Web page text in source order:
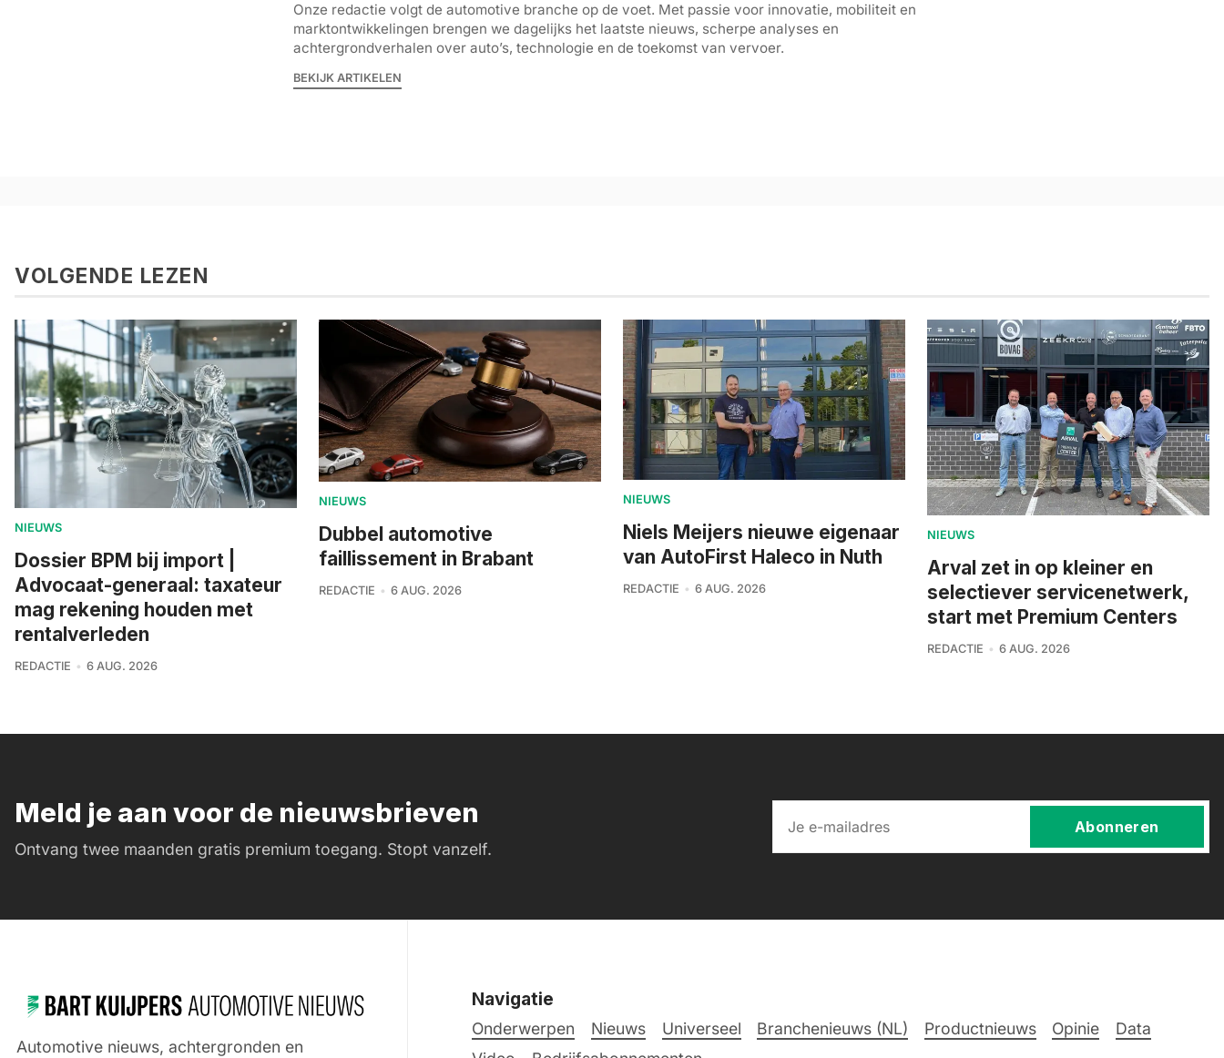
Onze redactie volgt de automotive branche op de voet. Met passie voor innovatie, mobiliteit en
marktontwikkelingen brengen we dagelijks het laatste nieuws, scherpe analyses en
achtergrondverhalen over auto’s, technologie en de toekomst van vervoer.
BEKIJK ARTIKELEN
VOLGENDE LEZEN
NIEUWS
Dossier BPM bij import |
Advocaat-generaal: taxateur
mag rekening houden met
rentalverleden
REDACTIE 6 AUG. 2026
NIEUWS
Dubbel automotive
faillissement in Brabant
REDACTIE 6 AUG. 2026
NIEUWS
Niels Meijers nieuwe eigenaar
van AutoFirst Haleco in Nuth
REDACTIE 6 AUG. 2026
NIEUWS
Arval zet in op kleiner en
selectiever servicenetwerk,
start met Premium Centers
REDACTIE 6 AUG. 2026
Meld je aan voor de nieuwsbrieven
Ontvang twee maanden gratis premium toegang. Stopt vanzelf.
Abonneren
Automotive nieuws, achtergronden en
Navigatie
Onderwerpen Nieuws Universeel Branchenieuws (NL) Productnieuws Opinie
Data